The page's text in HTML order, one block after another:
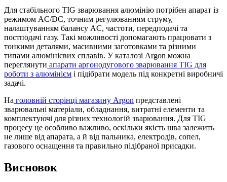
Для стабільного TIG зварювання алюмінію потрібен апарат із
режимом AC/DC, точним регулюванням струму,
налаштуванням балансу AC, частоти, передподачі та
постподачі газу. Такі можливості допомагають працювати з
тонкими деталями, масивними заготовками та різними
типами алюмінієвих сплавів. У каталозі Argon можна
переглянути апарати аргонодугового зварювання TIG для
роботи з алюмінієм і підібрати модель під конкретні виробничі
задачі.
На головній сторінці магазину Argon представлені
зварювальні матеріали, обладнання, витратні елементи та
комплектуючі для різних технологій зварювання. Для TIG
процесу це особливо важливо, оскільки якість шва залежить
не лише від апарата, а й від пальника, електродів, сопел,
газового оснащення та правильно підібраної присадки.
Висновок